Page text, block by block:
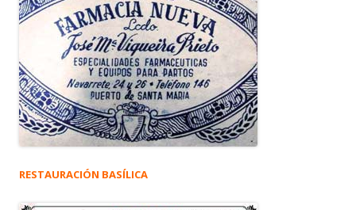
RESTAURACIÓN BASÍLICA